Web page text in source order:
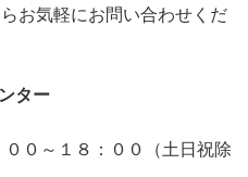
お気軽にお問い合わせくだ
ンター
０～１８：００（土日祝除